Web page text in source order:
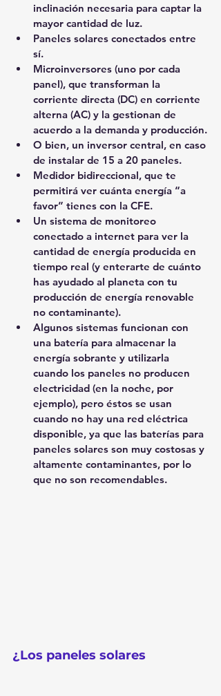
inclinación necesaria para captar la
mayor cantidad de luz.
Paneles solares conectados entre
sí.
Microinversores (uno por cada
panel), que transforman la
corriente directa (DC) en corriente
alterna (AC) y la gestionan de
acuerdo a la demanda y producción.
O bien, un inversor central, en caso
de instalar de 15 a 20 paneles.
Medidor bidireccional, que te
permitirá ver cuánta energía “a
favor” tienes con la CFE.
Un sistema de monitoreo
conectado a internet para ver la
cantidad de energía producida en
tiempo real (y enterarte de cuánto
has ayudado al planeta con tu
producción de energía renovable
no contaminante).
Algunos sistemas funcionan con
una batería para almacenar la
energía sobrante y utilizarla
cuando los paneles no producen
electricidad (en la noche, por
ejemplo), pero éstos se usan
cuando no hay una red eléctrica
disponible, ya que las baterías para
paneles solares son muy costosas y
altamente contaminantes, por lo
que no son recomendables.
¿Los paneles solares